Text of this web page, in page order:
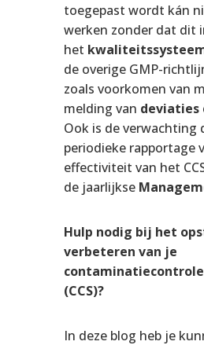
toegepast wordt kán
werken zonder dat dit
het
de overige GMP-
zoals voorkomen van
melding van deviaties
Ook is de verwachting
periodieke rapportage
effectiviteit van het
de jaarlijkse
Hulp nodig bij het
verbeteren van je
(CCS)?
In deze blog heb je